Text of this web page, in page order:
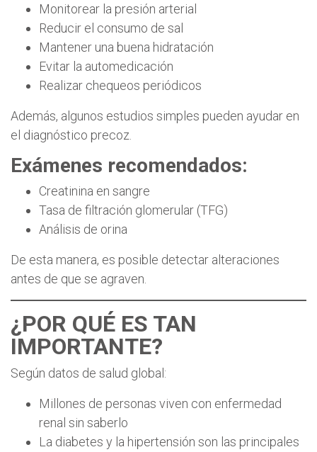
Monitorear la presión arterial
Reducir el consumo de sal
Mantener una buena hidratación
Evitar la automedicación
Realizar chequeos periódicos
Además, algunos estudios simples pueden ayudar en
el diagnóstico precoz.
Exámenes recomendados:
Creatinina en sangre
Tasa de filtración glomerular (TFG)
Análisis de orina
De esta manera, es posible detectar alteraciones
antes de que se agraven.
¿POR QUÉ ES TAN
IMPORTANTE?
Según datos de salud global:
Millones de personas viven con enfermedad
renal sin saberlo
La diabetes y la hipertensión son las principales